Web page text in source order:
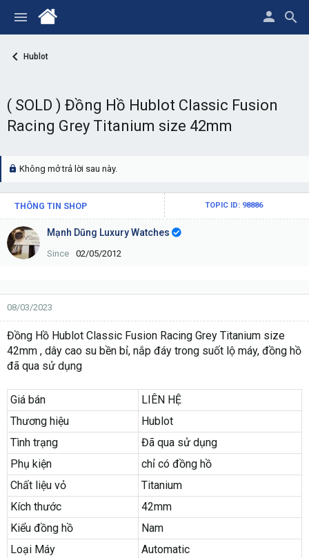
Hublot
( SOLD ) Đồng Hồ Hublot Classic Fusion
Racing Grey Titanium size 42mm
Không mở trả lời sau này.
THÔNG TIN SHOP TOPIC ID: 98886
Mạnh Dũng Luxury Watches
Since 02/05/2012
08/03/2023
Đồng Hồ Hublot Classic Fusion Racing Grey Titanium size
42mm , dây cao su bền bỉ, nắp đáy trong suốt lộ máy, đồng hồ
đã qua sử dụng
Giá bán
LIÊN HỆ
Thương hiệu
Hublot
Tình trạng
Đã qua sử dụng
Phụ kiện
chỉ có đồng hồ
Chất liệu vỏ
Titanium
Kích thước
42mm
Kiểu đồng hồ
Nam
Loại Máy
Automatic